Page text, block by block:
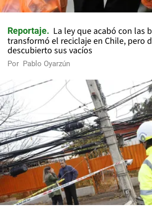
Reportaje
La ley que acabó con las
transformó el reciclaje en Chile, pero
descubierto sus vacíos
Por Pablo Oyarzún